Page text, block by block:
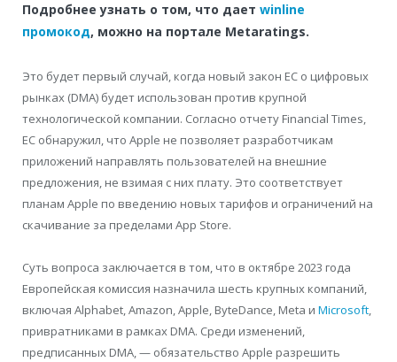
Подробнее узнать о том, что дает winline
промокод, можно на портале Metaratings.
Это будет первый случай, когда новый закон ЕС о цифровых
рынках (DMA) будет использован против крупной
технологической компании. Согласно отчету Financial Times,
ЕС обнаружил, что Apple не позволяет разработчикам
приложений направлять пользователей на внешние
предложения, не взимая с них плату. Это соответствует
планам Apple по введению новых тарифов и ограничений на
скачивание за пределами App Store.
Суть вопроса заключается в том, что в октябре 2023 года
Европейская комиссия назначила шесть крупных компаний,
включая Alphabet, Amazon, Apple, ByteDance, Meta и Microsoft,
привратниками в рамках DMA. Среди изменений,
предписанных DMA, — обязательство Apple разрешить